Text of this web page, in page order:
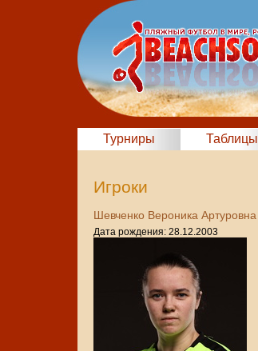
Турниры Таблицы
Игроки
Шевченко Вероника Артуровна
Дата рождения: 28.12.2003